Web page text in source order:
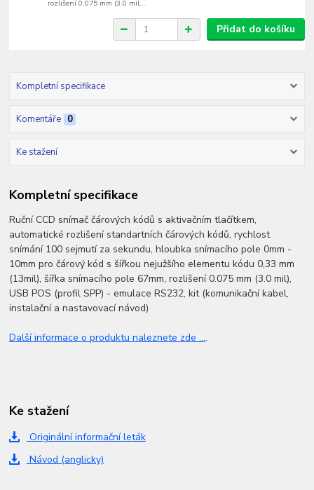
rozlišení 0.075 mm (3.0 mil...
Přidat do košíku
Kompletní specifikace
Komentáře 0
Ke stažení
Kompletní specifikace
Ruční CCD snímač čárových kódů s aktivačním tlačítkem,
automatické rozlišení standartních čárových kódů, rychlost
snímání 100 sejmutí za sekundu, hloubka snímacího pole 0mm -
10mm pro čárový kód s šířkou nejužšího elementu kódu 0,33 mm
(13mil), šířka snímacího pole 67mm, rozlišení 0.075 mm (3.0 mil),
USB POS (profil SPP) - emulace RS232, kit (komunikační kabel,
instalační a nastavovací návod)
Další informace o produktu naleznete zde ....
Ke stažení
Originální informační leták
Návod (anglicky)